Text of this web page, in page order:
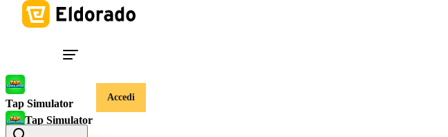
Accedi
Tap Simulator
Tap Simulator